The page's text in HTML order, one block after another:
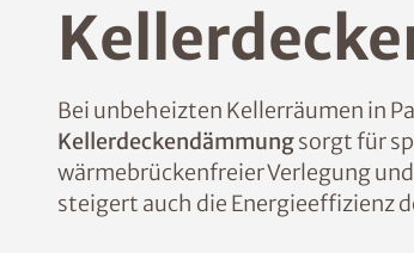
Bei unbeheizten Kellerräumen in
Kellerdeckendämmungsorgt für
wärmebrückenfreier Verlegung
steigert auch die Energieeffizienz